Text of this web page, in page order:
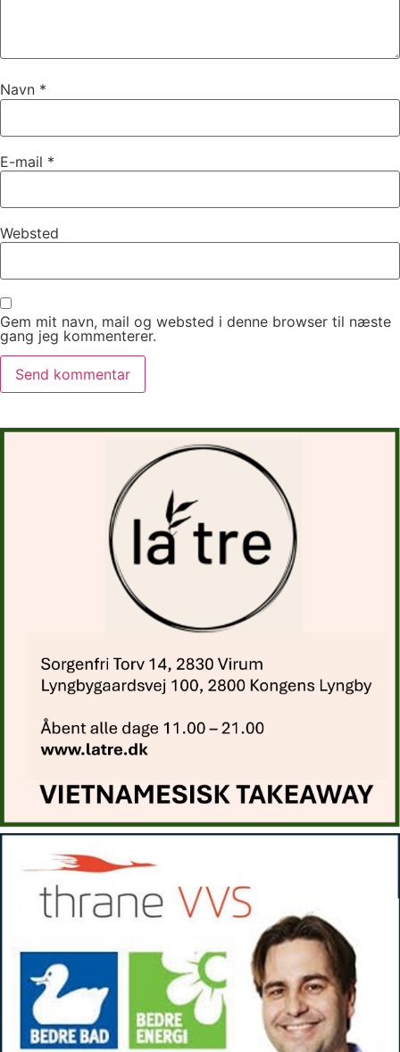
Navn *
E-mail *
Websted
Gem mit navn, mail og websted i denne browser til næste
gang jeg kommenterer.